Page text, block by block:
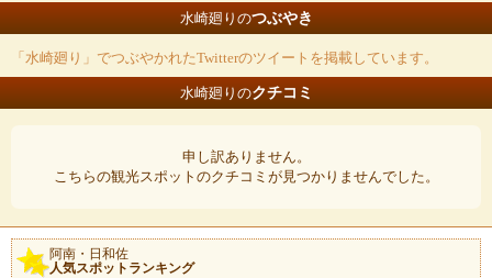
水崎廻りのつぶやき
「水崎廻り」でつぶやかれたTwitterのツイートを掲載しています。
水崎廻りのクチコミ
申し訳ありません。
こちらの観光スポットのクチコミが見つかりませんでした。
阿南・日和佐
人気スポットランキング